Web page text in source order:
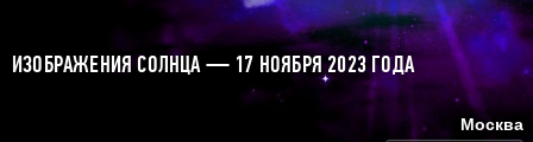
ИЗОБРАЖЕНИЯ СОЛНЦА — 17 НОЯБРЯ 2023 ГОДА
Москва